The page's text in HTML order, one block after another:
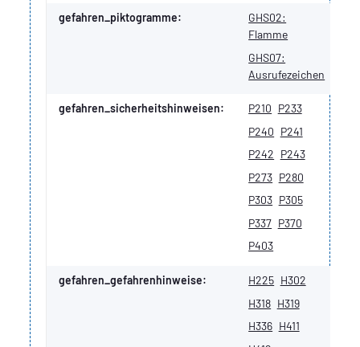
gefahren_piktogramme:
GHS02:
Flamme
GHS07:
Ausrufezeichen
gefahren_sicherheitshinweisen: P210 P233
P240 P241
P242 P243
P273 P280
P303 P305
P337 P370
P403
gefahren_gefahrenhinweise: H225 H302
H318 H319
H336 H411